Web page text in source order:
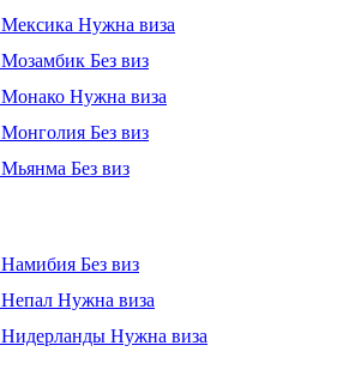
Мексика Нужна виза
Мозамбик Без виз
Монако Нужна виза
Монголия Без виз
Мьянма Без виз
Намибия Без виз
Непал Нужна виза
Нидерланды Нужна виза